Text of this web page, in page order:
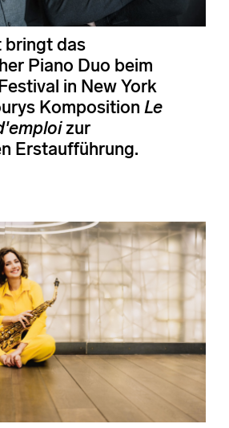
bringt das
Piano Duo beim
in New York
Komposition Le
zur
Erstaufführung.